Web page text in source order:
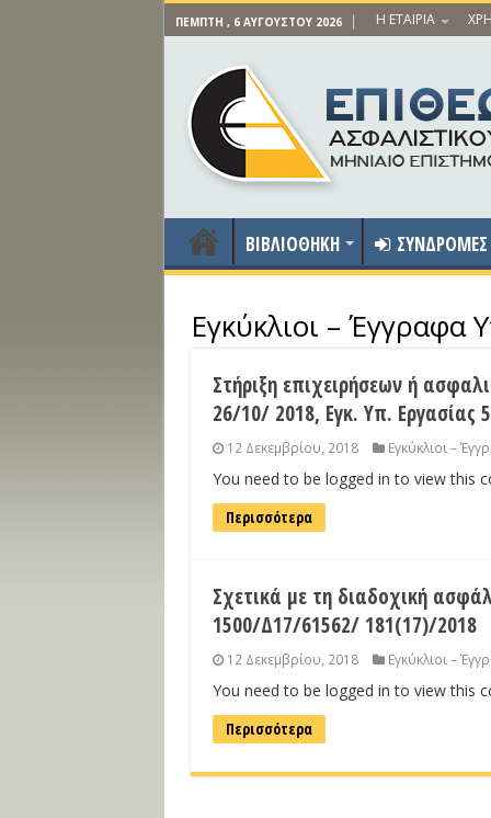
ΠΈΜΠΤΗ , 6 ΑΥΓΟΎΣΤΟΥ 2026 Η ΕΤΑΙΡΙΑ
ΒΙΒΛΙΟΘΗΚΗ ΣΥΝΔΡΟΜΕΣ
Εγκύκλιοι – Έγγραφα
Στήριξη επιχειρήσεων ή
26/10/ 2018, Εγκ. Υπ. Εργασίας
12 Δεκεμβρίου, 2018 Εγκύκλιοι –
You need to be logged in to view this
Περισσότερα
Σχετικά με τη διαδοχική
1500/Δ17/61562/ 181(17)/2018
12 Δεκεμβρίου, 2018 Εγκύκλιοι –
You need to be logged in to view this
Περισσότερα